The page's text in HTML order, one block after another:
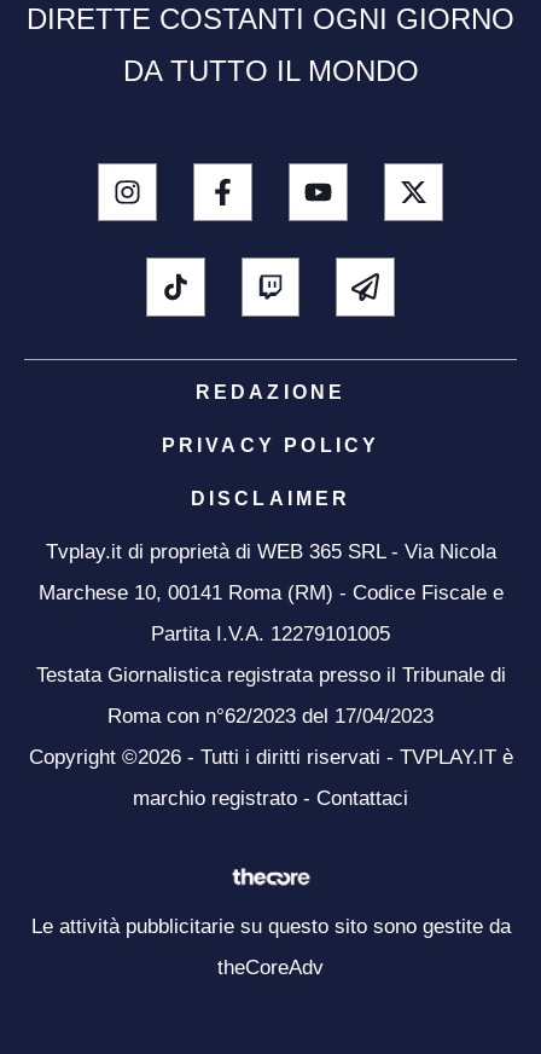
DIRETTE COSTANTI OGNI GIORNO
DA TUTTO IL MONDO
REDAZIONE
PRIVACY POLICY
DISCLAIMER
Tvplay.it di proprietà di WEB 365 SRL - Via Nicola
Marchese 10, 00141 Roma (RM) - Codice Fiscale e
Partita I.V.A. 12279101005
Testata Giornalistica registrata presso il Tribunale di
Roma con n°62/2023 del 17/04/2023
Copyright ©2026 - Tutti i diritti riservati - TVPLAY.IT è
marchio registrato - Contattaci
Le attività pubblicitarie su questo sito sono gestite da
theCoreAdv